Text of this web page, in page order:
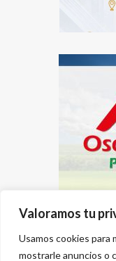
Valoramos tu
Usamos cookies para
mostrarle anuncios o